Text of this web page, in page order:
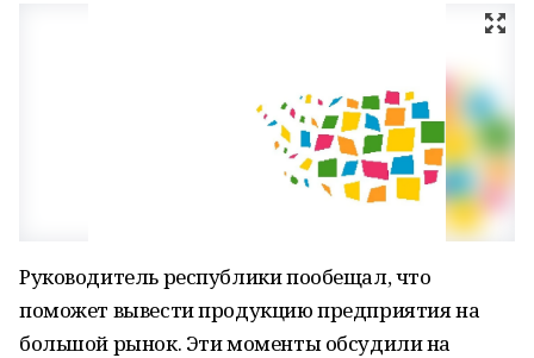
Руководитель республики пообещал, что
поможет вывести продукцию предприятия на
большой рынок. Эти моменты обсудили на